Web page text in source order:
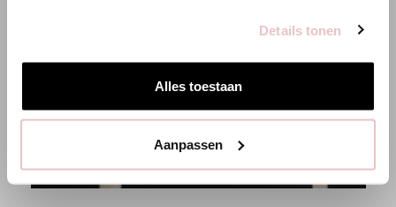
Details tonen
Alles toestaan
Aanpassen